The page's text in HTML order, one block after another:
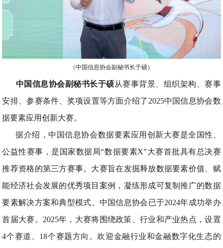
（中国信息协会副秘书长于硕）
中国信息协会副秘书长于硕从赛事背景、组织架构、赛事
安排、参赛条件、奖项设置等方面介绍了2025中国信息协会数
据要素应用创新大赛。
据介绍，中国信息协会数据要素应用创新大赛是全国性、
公益性赛事，是国家数据局“数据要素X”大赛首批具有总决赛
推荐资格的第三方赛事。大赛旨在发掘释放数据要素价值、赋
能经济社会发展的优秀项目案例，凝练形成可复制推广的数据
要素解决方案和典型模式。中国信息协会已于2024年成功举办
首届大赛。2025年，大赛将围绕政策、行业和产业热点，设置
4个赛道、18个赛题方向。欢迎金融行业和金融数字化生态的